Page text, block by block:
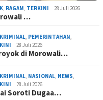
, RAGAM, TERKINI 28 Juli 2026
…
KRIMINAL, PEMERINTAHAN,
28 Juli 2026
di Morowali…
KRIMINAL, NASIONAL, NEWS,
28 Juli 2026
Soroti Dugaa…